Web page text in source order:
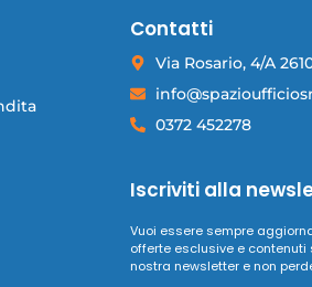
Contatti
Via Rosario, 4/A
0372 452278
Iscriviti alla
Vuoi essere sempre
offerte esclusive e
nostra newsletter e non